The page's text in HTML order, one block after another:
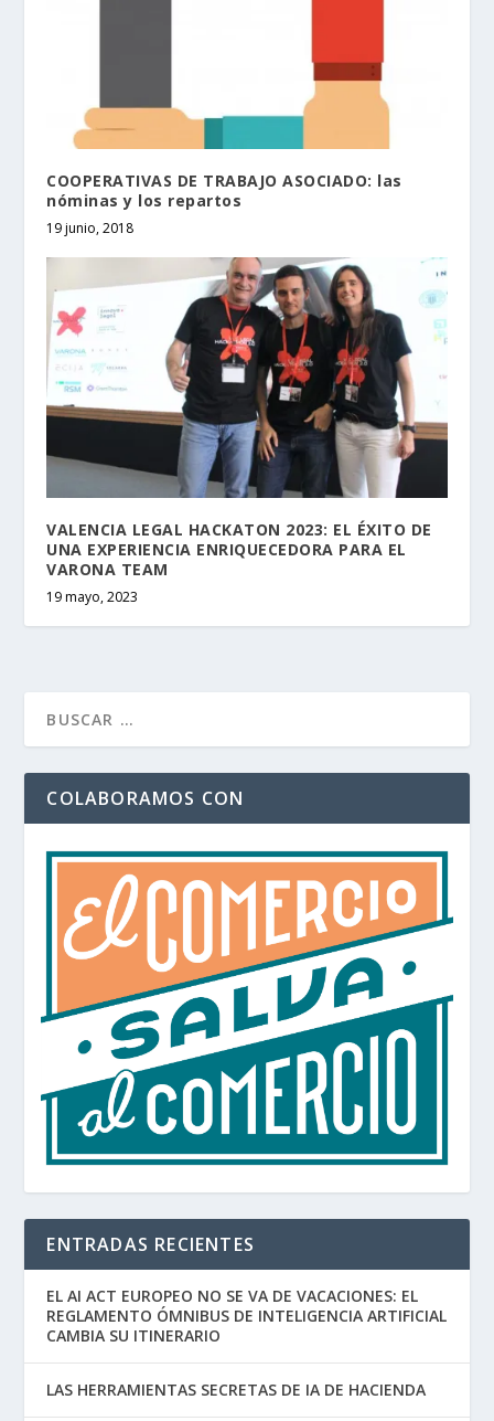
COOPERATIVAS DE TRABAJO ASOCIADO: las
nóminas y los repartos
19 junio, 2018
VALENCIA LEGAL HACKATON 2023: EL ÉXITO DE
UNA EXPERIENCIA ENRIQUECEDORA PARA EL
VARONA TEAM
19 mayo, 2023
COLABORAMOS CON
ENTRADAS RECIENTES
EL AI ACT EUROPEO NO SE VA DE VACACIONES: EL
REGLAMENTO ÓMNIBUS DE INTELIGENCIA ARTIFICIAL
CAMBIA SU ITINERARIO
LAS HERRAMIENTAS SECRETAS DE IA DE HACIENDA